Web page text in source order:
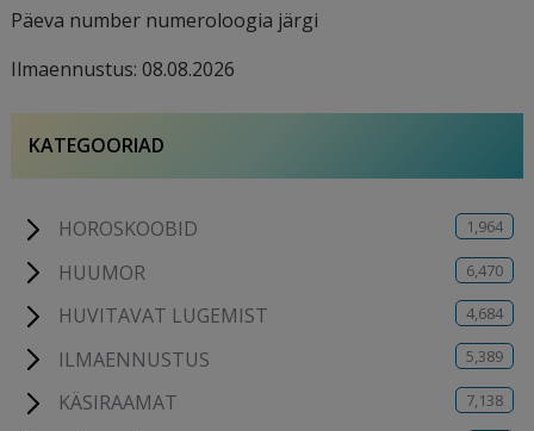
Päeva number numeroloogia järgi
Ilmaennustus: 08.08.2026
KATEGOORIAD
HOROSKOOBID 1,964
HUUMOR 6,470
HUVITAVAT LUGEMIST 4,684
ILMAENNUSTUS 5,389
KÄSIRAAMAT 7,138